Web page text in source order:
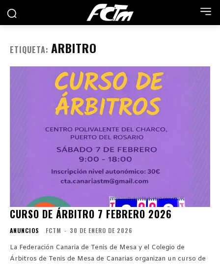
ETIQUETA: ARBITRO
CURSO DE ÁRBITRO 7 FEBRERO 2026
ANUNCIOS FCTM - 30 DE ENERO DE 2026
La Federación Canaria de Tenis de Mesa y el Colegio de
Árbitros de Tenis de Mesa de Canarias organizan un curso de